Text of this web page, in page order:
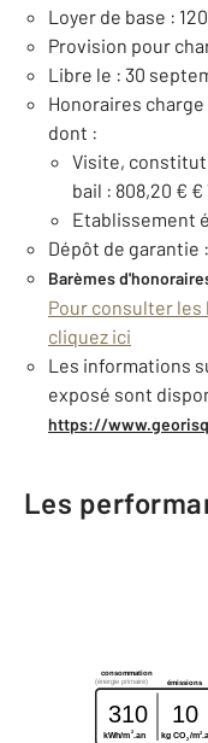
Loyer de base :
Provision pour
Libre le : 30
Honoraires charge
dont :
Visite,
bail : 808,20 € €
Etablissement
Dépôt de garantie
Barèmes
Pour consulter les
cliquez ici
Les informations
exposé sont
https://
Les
consommation
émissions
(énergie primaire)
310 10
kWh/m2.an kg CO2/m2